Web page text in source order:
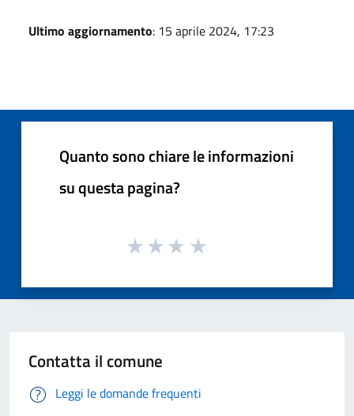
Ultimo aggiornamento: 15 aprile 2024, 17:23
Quanto sono chiare le informazioni
su questa pagina?
Contatta il comune
Leggi le domande frequenti